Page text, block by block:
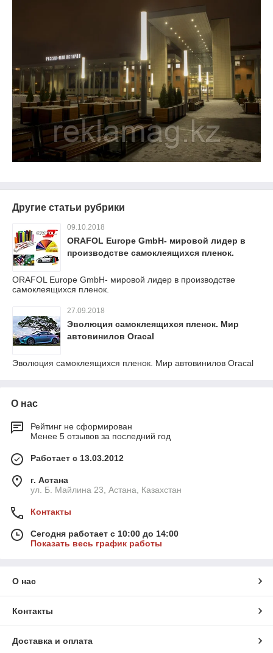
Другие статьи рубрики
09.10.2018
ORAFOL Europe GmbH- мировой лидер в
производстве самоклеящихся пленок.
ORAFOL Europe GmbH- мировой лидер в производстве
самоклеящихся пленок.
27.09.2018
Эволюция самоклеящихся пленок. Мир
автовинилов Oracal
Эволюция самоклеящихся пленок. Мир автовинилов Oracal
О нас
Рейтинг не сформирован
Менее 5 отзывов за последний год
Работает с 13.03.2012
г. Астана
ул. Б. Майлина 23, Астана, Казахстан
Контакты
Сегодня работает с 10:00 до 14:00
Показать весь график работы
О нас
Контакты
Доставка и оплата